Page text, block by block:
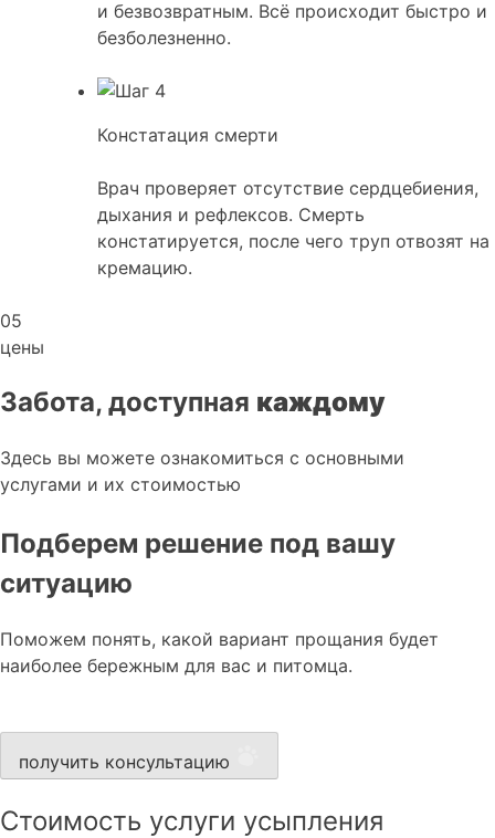
и безвозвратным. Всё происходит быстро и
безболезненно.
Констатация смерти
Врач проверяет отсутствие сердцебиения,
дыхания и рефлексов. Смерть
констатируется, после чего труп отвозят на
кремацию.
05
цены
Забота, доступная каждому
Здесь вы можете ознакомиться с основными
услугами и их стоимостью
Подберем решение под вашу
ситуацию
Поможем понять, какой вариант прощания будет
наиболее бережным для вас и питомца.
получить консультацию
Стоимость услуги усыпления